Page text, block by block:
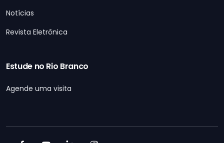
Notícias
Revista Eletrônica
Estude no Rio Branco
Agende uma visita